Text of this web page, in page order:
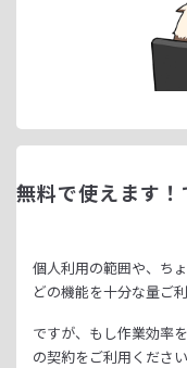
無料で使えます！
個人利用の範囲や、ち
どの機能を十分な量ご
ですが、もし作業効率
の契約をご利用ください